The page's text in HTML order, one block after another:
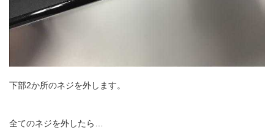
下部2か所のネジを外します。
全てのネジを外したら…